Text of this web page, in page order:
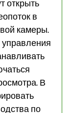
открыть
в
камеры.
В
по